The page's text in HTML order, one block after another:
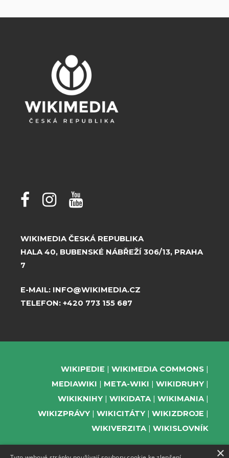
WIKIMEDIA ČESKÁ REPUBLIKA
HALA 40, BUBENSKÉ NÁBŘEŽÍ 306/13, PRAHA
7
E-MAIL: INFO@WIKIMEDIA.CZ
TELEFON: +420 773 155 687
WIKIPEDIE
WIKIMEDIA COMMONS
MEDIAWIKI
META-WIKI
WIKIDRUHY
WIKIKNIHY
WIKIDATA
WIKIMANIA
WIKIZPRÁVY
WIKICITÁTY
WIKIZDROJE
WIKIVERZITA
WIKISLOVNÍK
×